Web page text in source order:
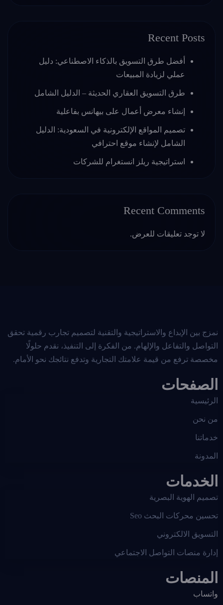
Recent Posts
أفضل طرق التسويق بالذكاء الاصطناعي: دليل
عملي لزيادة المبيعات
طرق التسويق العقاري الحديثة – الدليل الشامل
إنشاء معرض أعمال على بيهانس بفاعلية
تصميم المواقع الإلكترونية في السعودية: الدليل
الشامل لإنشاء موقع احترافي
استراتيجية ريلز انستغرام للشركات
Recent Comments
لا توجد تعليقات للعرض.
نمزج بين الإبداع والاستراتيجية والتقنية لتصميم تجارب رقمية تحقق
التواصل والتفاعل والإلهام. من الفكرة إلى التنفيذ، نقدم حلولًا
مخصصة ترفع من قيمة علامتك التجارية وتدفع نتائجك نحو الأمام.
الصفحات
الرئيسية
من نحن
خدماتنا
المدونة
الخدمات
تصميم الهوية البصرية
تحسين محركات البحث Seo
التسويق الالكتروني
إدارة منصات التواصل الاجتماعي
المنصات
واتساب